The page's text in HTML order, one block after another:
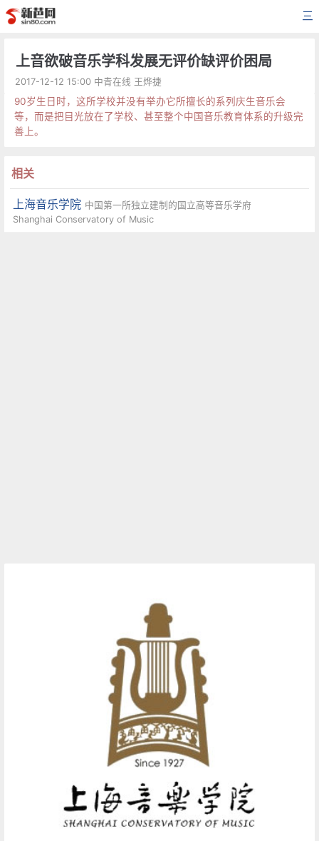
三
上音欲破音乐学科发展无评价缺评价困局
2017-12-12 15:00 中青在线 王烨捷
90岁生日时，这所学校并没有举办它所擅长的系列庆生音乐会
等，而是把目光放在了学校、甚至整个中国音乐教育体系的升级完
善上。
相关
上海音乐学院 中国第一所独立建制的国立高等音乐学府
Shanghai Conservatory of Music